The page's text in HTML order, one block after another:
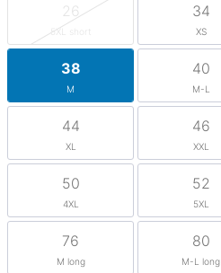
26
5XL short
34
XS
38
M
40
M-L
44
XL
46
XXL
50
4XL
52
5XL
76
M long
80
M-L long